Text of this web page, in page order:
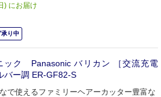
) にお届け
り中
ック Panasonic バリカン ［交流充電
バー調 ER-GF82-S
で使えるファミリーヘアーカッター豊富な